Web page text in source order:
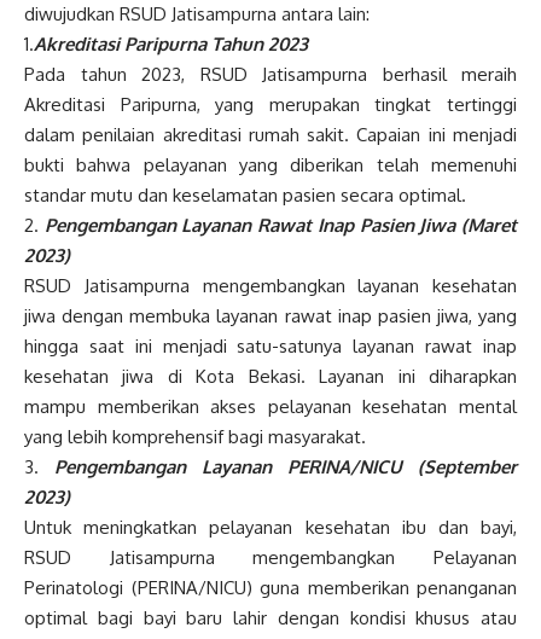
diwujudkan RSUD Jatisampurna antara lain:
1.Akreditasi Paripurna Tahun 2023
Pada tahun 2023, RSUD Jatisampurna berhasil meraih
Akreditasi Paripurna, yang merupakan tingkat tertinggi
dalam penilaian akreditasi rumah sakit. Capaian ini menjadi
bukti bahwa pelayanan yang diberikan telah memenuhi
standar mutu dan keselamatan pasien secara optimal.
2. Pengembangan Layanan Rawat Inap Pasien Jiwa (Maret
2023)
RSUD Jatisampurna mengembangkan layanan kesehatan
jiwa dengan membuka layanan rawat inap pasien jiwa, yang
hingga saat ini menjadi satu-satunya layanan rawat inap
kesehatan jiwa di Kota Bekasi. Layanan ini diharapkan
mampu memberikan akses pelayanan kesehatan mental
yang lebih komprehensif bagi masyarakat.
3. Pengembangan Layanan PERINA/NICU (September
2023)
Untuk meningkatkan pelayanan kesehatan ibu dan bayi,
RSUD Jatisampurna mengembangkan Pelayanan
Perinatologi (PERINA/NICU) guna memberikan penanganan
optimal bagi bayi baru lahir dengan kondisi khusus atau